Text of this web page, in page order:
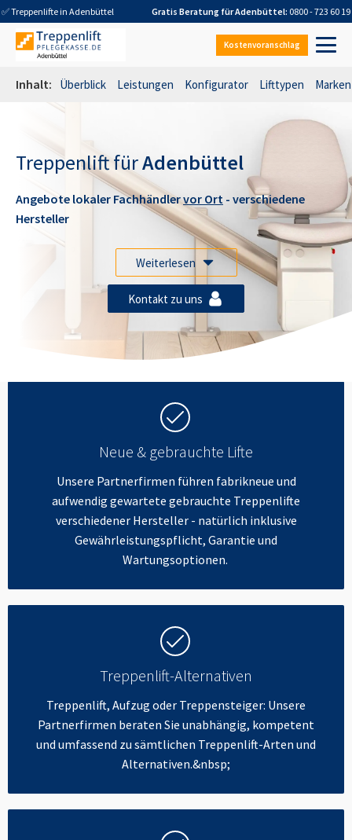
✅ Treppenlifte in Adenbüttel Gratis Beratung fürAdenbüttel: 0800 - 723 60 19
Kostenvoranschlag
Inhalt: Überblick Leistungen Konfigurator Lifttypen Marken
Treppenlift fürAdenbüttel
Angebote lokaler Fachhändlervor Ort - verschiedene
Hersteller
Weiterlesen
Kontakt zu uns
Neue & gebrauchte Lifte
Unsere Partnerfirmen führen fabrikneue und
aufwendig gewartete gebrauchte Treppenlifte
verschiedener Hersteller - natürlich inklusive
Gewährleistungspflicht, Garantie und
Wartungsoptionen.
Treppenlift-Alternativen
Treppenlift, Aufzug oder Treppensteiger: Unsere
Partnerfirmen beraten Sie unabhängig, kompetent
und umfassend zu sämtlichen Treppenlift-Arten und
Alternativen.&nbsp;